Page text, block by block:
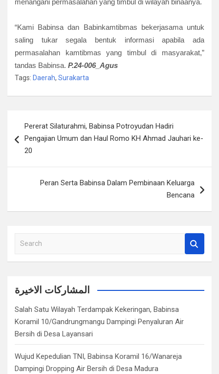
menangani permasalahan yang timbul di wilayah binaanya.
“Kami Babinsa dan Babinkamtibmas bekerjasama untuk
saling tukar segala bentuk informasi apabila ada
permasalahan kamtibmas yang timbul di masyarakat,”
tandas Babinsa. P.24-006_ Agus
Tags: Daerah, Surakarta
posPererat Silaturahmi, Babinsa Potroyudan Hadiri
Pengajian Umum dan Haul Romo KH Ahmad Jauhari ke-
20
Peran Serta Babinsa Dalam Pembinaan Keluarga
Bencana
a
c
المشاركات الاخيرة
Salah Satu Wilayah Terdampak Kekeringan, Babinsa
Koramil 10/Gandrungmangu Dampingi Penyaluran Air
Bersih di Desa Layansari
Wujud Kepedulian TNI, Babinsa Koramil 16/Wanareja
Dampingi Dropping Air Bersih di Desa Madura